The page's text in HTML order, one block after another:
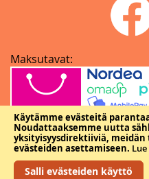
Käytämme evästeitä
Noudattaaksemme uutta
yksityisyysdirektiiviä,
evästeiden asettamiseen.
Salli evästeiden käyttö
Maksutavat:
Copyright ©